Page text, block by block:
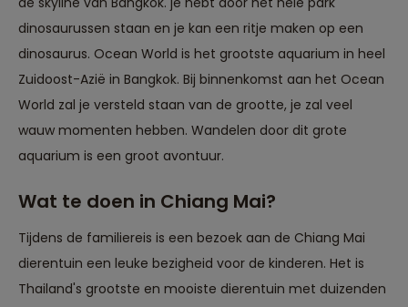
dinosaurussen staan en je kan een ritje maken op een
dinosaurus. Ocean World is het grootste aquarium in heel
Zuidoost-Azië in Bangkok. Bij binnenkomst aan het Ocean
World zal je versteld staan van de grootte, je zal veel
wauw momenten hebben. Wandelen door dit grote
aquarium is een groot avontuur.
Wat te doen in Chiang Mai?
Tijdens de familiereis is een bezoek aan de Chiang Mai
dierentuin een leuke bezigheid voor de kinderen. Het is
Thailand's grootste en mooiste dierentuin met duizenden